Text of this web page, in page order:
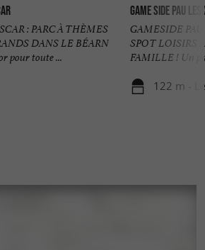
: PARC À THÈMES
DANS LE BÉARN
pour toute ...
GAME SIDE Pau
GAMESIDE
SPOT LOISIRS
FAMILLE ! Un
122 m -